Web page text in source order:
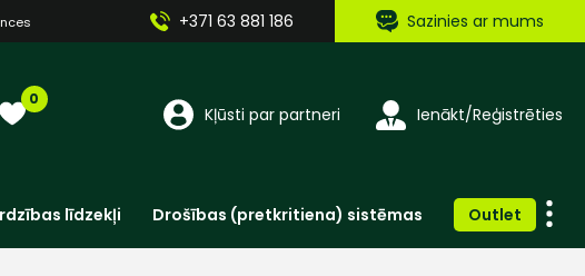
+371 63 881 186 Sazinies ar mums
0
Kļūsti par partneri Ienākt/Reģistrēties
līdzekļi Drošības (pretkritiena) sistēmas Outlet